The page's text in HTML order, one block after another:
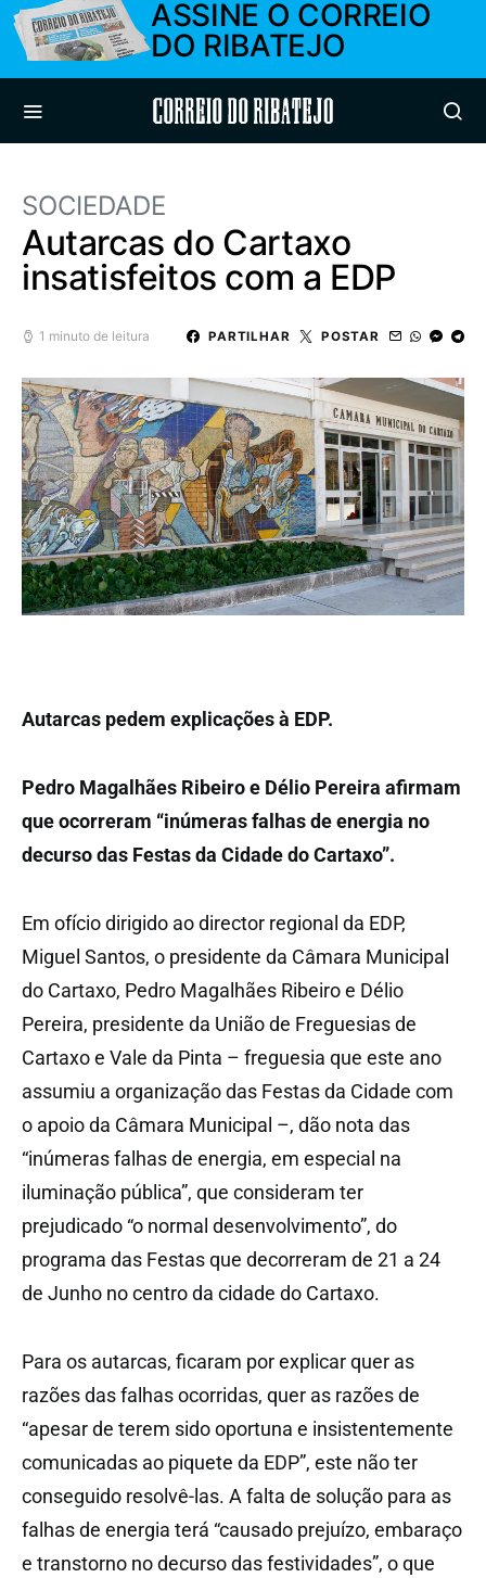
ASSINE O CORREIO
DO RIBATEJO
Correio do Ribatejo
SOCIEDADE
Autarcas do Cartaxo
insatisfeitos com a EDP
1 minuto de leitura PARTILHAR POSTAR
Autarcas pedem explicações à EDP.
Pedro Magalhães Ribeiro e Délio Pereira afirmam
que ocorreram “inúmeras falhas de energia no
decurso das Festas da Cidade do Cartaxo”.
Em ofício dirigido ao director regional da EDP,
Miguel Santos, o presidente da Câmara Municipal
do Cartaxo, Pedro Magalhães Ribeiro e Délio
Pereira, presidente da União de Freguesias de
Cartaxo e Vale da Pinta – freguesia que este ano
assumiu a organização das Festas da Cidade com
o apoio da Câmara Municipal –, dão nota das
“inúmeras falhas de energia, em especial na
iluminação pública”, que consideram ter
prejudicado “o normal desenvolvimento”, do
programa das Festas que decorreram de 21 a 24
de Junho no centro da cidade do Cartaxo.
Para os autarcas, ficaram por explicar quer as
razões das falhas ocorridas, quer as razões de
“apesar de terem sido oportuna e insistentemente
comunicadas ao piquete da EDP”, este não ter
conseguido resolvê-las. A falta de solução para as
falhas de energia terá “causado prejuízo, embaraço
e transtorno no decurso das festividades”, o que